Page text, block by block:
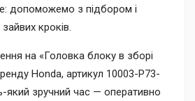
допоможемо з підбором і
кроків.
на «Головка блоку в зборі
Honda, артикул 10003-P73-
який зручний час — оперативно